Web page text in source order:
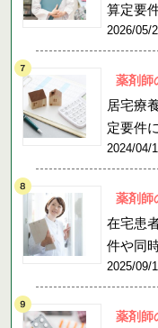
算定要
2026/05/
薬剤師
居宅療
定要件
2024/04/
薬剤師
在宅患
件や同
2025/09/
薬剤師